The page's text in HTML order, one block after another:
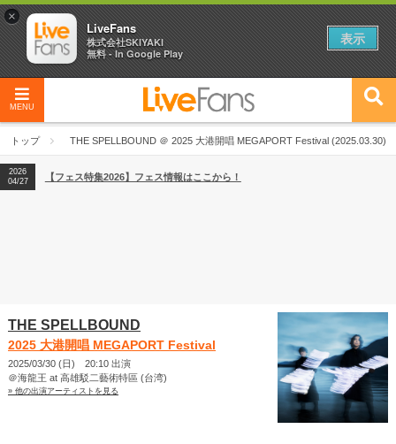
MENU
トップ THE SPELLBOUND ＠ 2025 大港開唱 MEGAPORT Festival (2025.03.30)
2026
04/27
2026
【ライブ動員ランキング】2026年上半期編発表！
2026
04/27
【フェス特集2026】フェス情報はここから！
THE SPELLBOUND
2025 大港開唱 MEGAPORT Festival
2025/03/30 (日) 20:10 出演
＠海龍王 at 高雄駁二藝術特區 (台湾)
» 他の出演アーティストを見る
×
LiveFans
株式会社SKIYAKI
無料 - In Google Play
表示